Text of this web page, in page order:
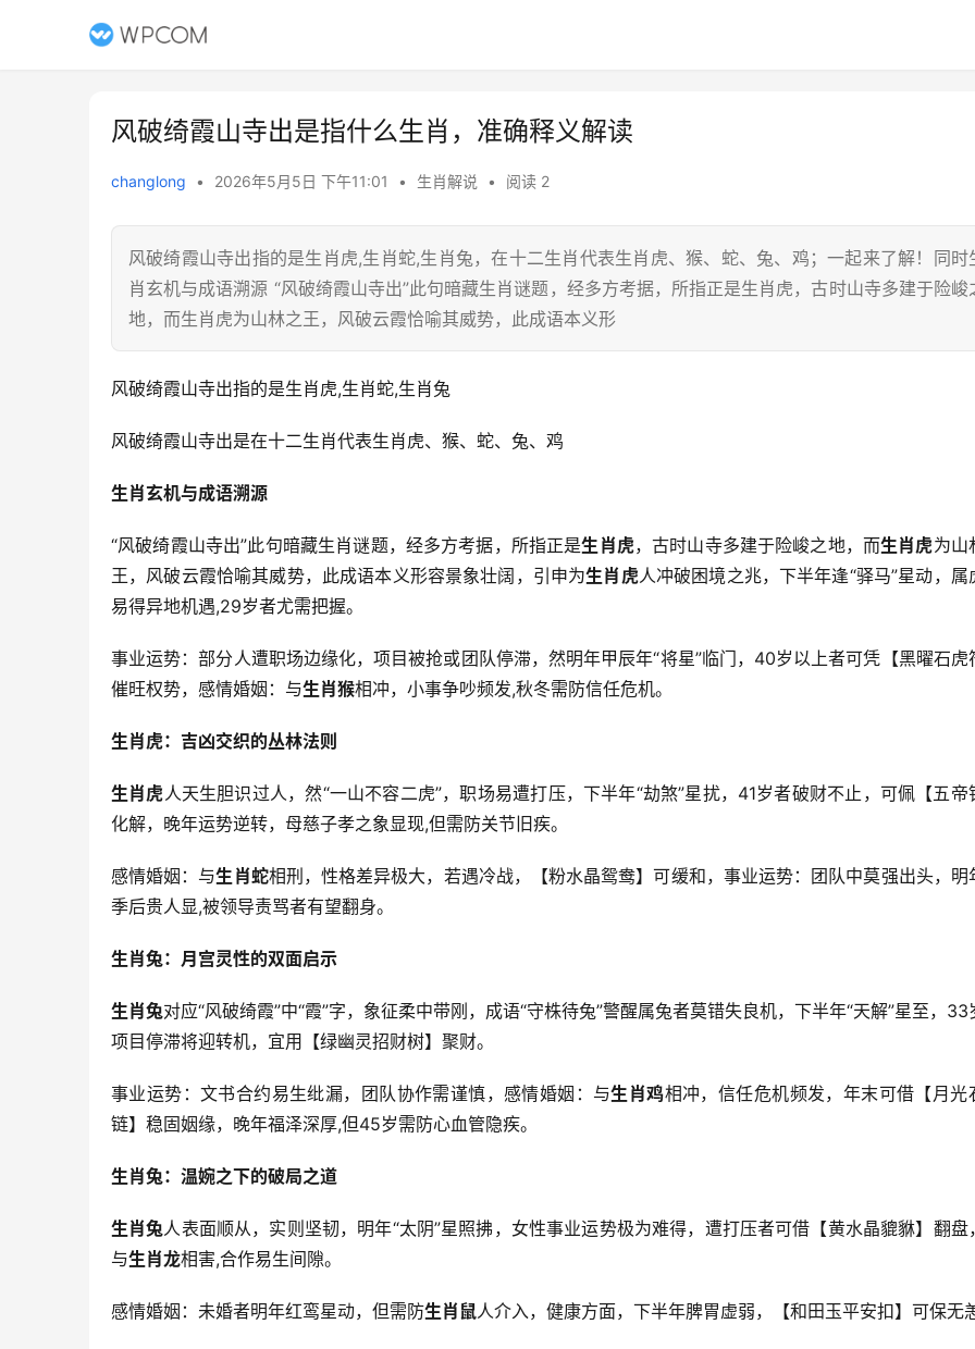
风破绮霞山寺出是指什么生肖，准确释义解读
changlong • 2026年5月5日 下午11:01 • 生肖解说 • 阅读 2
风破绮霞山寺出指的是生肖虎,生肖蛇,生肖兔，在十二生肖代表生肖虎、猴、蛇、兔、鸡；一起来了解！同时
肖玄机与成语溯源 “风破绮霞山寺出”此句暗藏生肖谜题，经多方考据，所指正是生肖虎，古时山寺多建于险峻
地，而生肖虎为山林之王，风破云霞恰喻其威势，此成语本义形
风破绮霞山寺出指的是生肖虎,生肖蛇,生肖兔
风破绮霞山寺出是在十二生肖代表生肖虎、猴、蛇、兔、鸡
生肖玄机与成语溯源
“风破绮霞山寺出”此句暗藏生肖谜题，经多方考据，所指正是生肖虎，古时山寺多建于险峻之地，而生肖虎为山
王，风破云霞恰喻其威势，此成语本义形容景象壮阔，引申为生肖虎人冲破困境之兆，下半年逢“驿马”星动，属
易得异地机遇,29岁者尤需把握。
事业运势：部分人遭职场边缘化，项目被抢或团队停滞，然明年甲辰年“将星”临门，40岁以上者可凭【黑曜石虎
催旺权势，感情婚姻：与生肖猴相冲，小事争吵频发,秋冬需防信任危机。
生肖虎：吉凶交织的丛林法则
生肖虎人天生胆识过人，然“一山不容二虎”，职场易遭打压，下半年“劫煞”星扰，41岁者破财不止，可佩【五帝
化解，晚年运势逆转，母慈子孝之象显现,但需防关节旧疾。
感情婚姻：与生肖蛇相刑，性格差异极大，若遇冷战，【粉水晶鸳鸯】可缓和，事业运势：团队中莫强出头，明
季后贵人显,被领导责骂者有望翻身。
生肖兔：月宫灵性的双面启示
生肖兔对应“风破绮霞”中“霞”字，象征柔中带刚，成语“守株待兔”警醒属兔者莫错失良机，下半年“天解”星至，33
项目停滞将迎转机，宜用【绿幽灵招财树】聚财。
事业运势：文书合约易生纰漏，团队协作需谨慎，感情婚姻：与生肖鸡相冲，信任危机频发，年末可借【月光
链】稳固姻缘，晚年福泽深厚,但45岁需防心血管隐疾。
生肖兔：温婉之下的破局之道
生肖兔人表面顺从，实则坚韧，明年“太阴”星照拂，女性事业运势极为难得，遭打压者可借【黄水晶貔貅】翻盘
与生肖龙相害,合作易生间隙。
感情婚姻：未婚者明年红鸾星动，但需防生肖鼠人介入，健康方面，下半年脾胃虚弱，【和田玉平安扣】可保无恙